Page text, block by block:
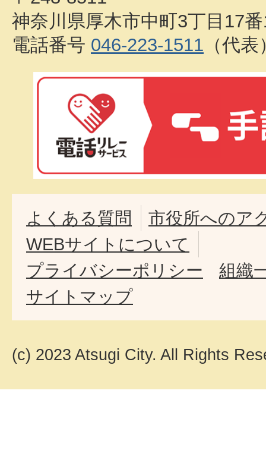
神奈川県厚木市中町3丁目17
電話番号 046-223-1511 （代表
よくある質問
市役所へのア
WEBサイトについて
プライバシーポリシー
組織
サイトマップ
(c) 2023 Atsugi City. All Rights